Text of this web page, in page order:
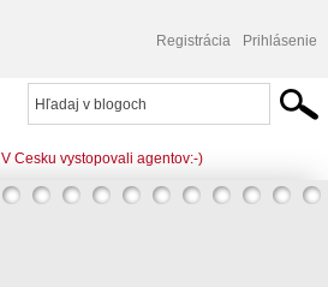
Registrácia Prihlásenie
V Cesku vystopovali agentov:-)